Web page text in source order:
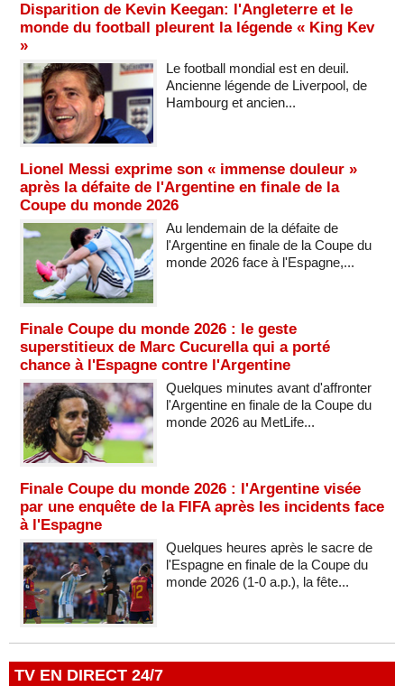
Disparition de Kevin Keegan: l'Angleterre et le
monde du football pleurent la légende « King Kev
»
Le football mondial est en deuil.
Ancienne légende de Liverpool, de
Hambourg et ancien...
Lionel Messi exprime son « immense douleur »
après la défaite de l'Argentine en finale de la
Coupe du monde 2026
Au lendemain de la défaite de
l'Argentine en finale de la Coupe du
monde 2026 face à l'Espagne,...
Finale Coupe du monde 2026 : le geste
superstitieux de Marc Cucurella qui a porté
chance à l'Espagne contre l'Argentine
Quelques minutes avant d'affronter
l'Argentine en finale de la Coupe du
monde 2026 au MetLife...
Finale Coupe du monde 2026 : l'Argentine visée
par une enquête de la FIFA après les incidents face
à l'Espagne
Quelques heures après le sacre de
l'Espagne en finale de la Coupe du
monde 2026 (1-0 a.p.), la fête...
TV EN DIRECT 24/7